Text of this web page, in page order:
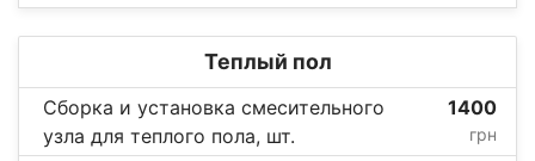
Теплый пол
Сборка и установка смесительного
узла для теплого пола, шт.
1400
грн